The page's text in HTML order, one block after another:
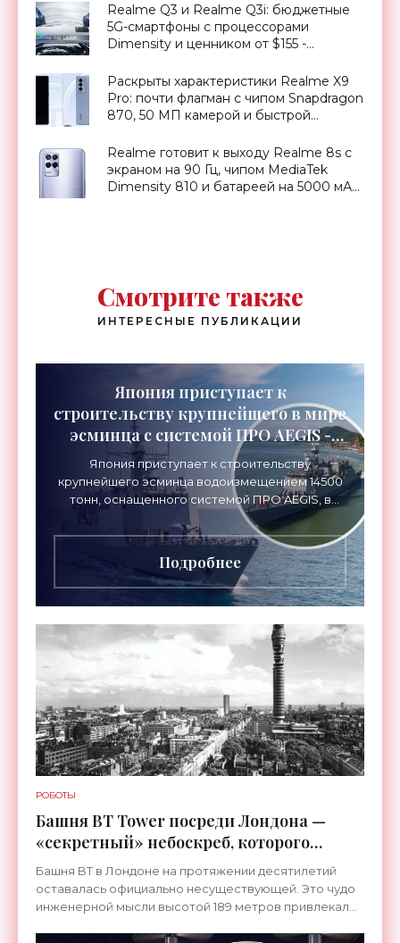
Realme Q3 и Realme Q3i: бюджетные
5G-смартфоны с процессорами
Dimensity и ценником от $155 -
Раскрыты характеристики Realme X9
Pro: почти флагман с чипом Snapdragon
870, 50 МП камерой и быстрой
Realme готовит к выходу Realme 8s c
экраном на 90 Гц, чипом MediaTek
Dimensity 810 и батареей на 5000 мАч
Смотрите также
ИНТЕРЕСНЫЕ ПУБЛИКАЦИИ
Япония приступает к
строительству крупнейшего в мире
эсминца с системой ПРО AEGIS -
«Оружие»
Япония приступает к строительству
крупнейшего эсминца водоизмещением 14500
тонн, оснащенного системой ПРО AEGIS, в
ответ на изменяющуюся ситуацию в Восточной
Азии — в частности, на
Подробнее
РОБОТЫ
Башня BT Tower посреди Лондона —
«секретный» небоскреб, которого
никогда не существовало -
«Технологии»
Башня BT в Лондоне на протяжении десятилетий
оставалась официально несуществующей. Это чудо
инженерной мысли высотой 189 метров привлекало